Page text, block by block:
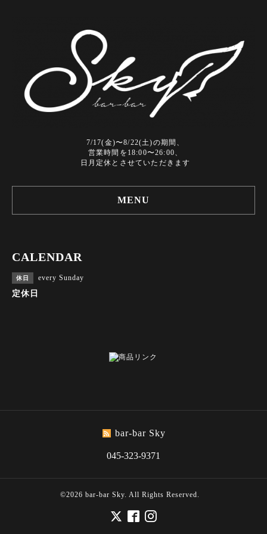
7/17(金)〜8/22(土)の期間、
営業時間を18:00〜26:00、
日月定休とさせていただきます
MENU
CALENDAR
休日 every Sunday
定休日
bar-bar Sky
045-323-9371
©2026 bar-bar Sky. All Rights Reserved.